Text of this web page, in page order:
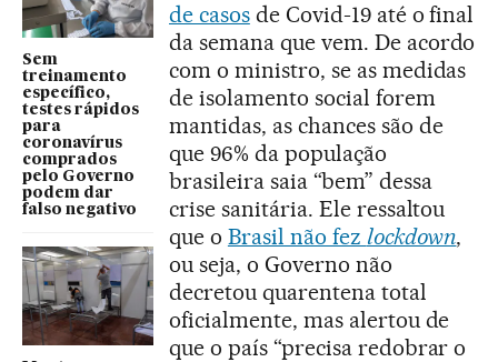
Sem
treinamento
específico,
testes rápidos
para
coronavírus
comprados
pelo Governo
podem dar
falso negativo
de casosde Covid-19 até o final
da semana que vem. De acordo
com o ministro, se as medidas
de isolamento social forem
mantidas, as chances são de
que 96% da população
brasileira saia “bem” dessa
crise sanitária. Ele ressaltou
que o Brasil não fez lockdown,
ou seja, o Governo não
decretou quarentena total
oficialmente, mas alertou de
que o país “precisa redobrar o